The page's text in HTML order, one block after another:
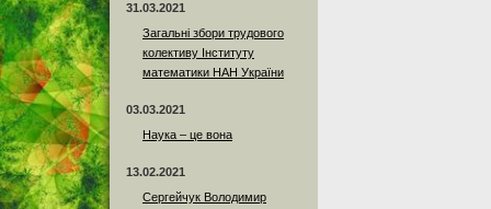
31.03.2021
Загальні збори трудового
колективу Інституту
математики НАН України
03.03.2021
Наука – це вона
13.02.2021
Сергейчук Володимир